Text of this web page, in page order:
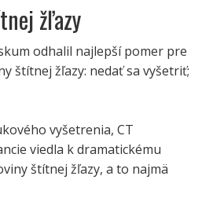
žľazy
odhalil najlepší pomer pre
štítnej žľazy: nedať sa vyšetriť;
vyšetrenia, CT
viedla k dramatickému
štítnej žľazy, a to najmä